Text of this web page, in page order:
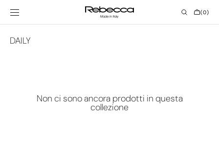
contenuto
CARRELLO
(0)
0
Collezione:
DAILY
Non ci sono ancora prodotti in questa
collezione